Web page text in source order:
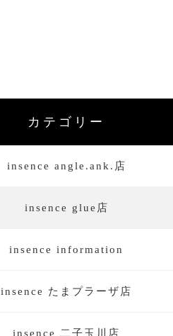
カテゴリー
insence angle.ank.店
insence glue店
insence information
insence たまプラーザ店
insence 二子玉川店